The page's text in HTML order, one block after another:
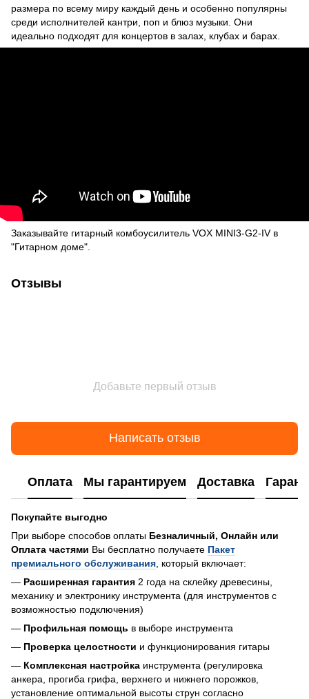
размера по всему миру каждый день и особенно популярны
среди исполнителей кантри, поп и блюз музыки. Они
идеально подходят для концертов в залах, клубах и барах.
Заказывайте гитарный комбоусилитель VOX MINI3-G2-IV в
"Гитарном доме".
Отзывы
Добавьте первый отзыв
Написать отзыв
Оплата Мы гарантируем Доставка
Покупайте выгодно
При выборе способов оплаты Безналичный, Онлайн или
Оплата частями Вы бесплатно получаете Пакет
премиального обслуживания , который включает:
— Расширенная гарантия 2 года на склейку древесины,
механику и электронику инструмента (для инструментов с
возможностью подключения)
— Профильная помощь в выборе инструмента
— Проверка целостности и функционирования гитары
— Комплексная настройка инструмента (регулировка
анкера, прогиба грифа, верхнего и нижнего порожков,
установление оптимальной высоты струн согласно